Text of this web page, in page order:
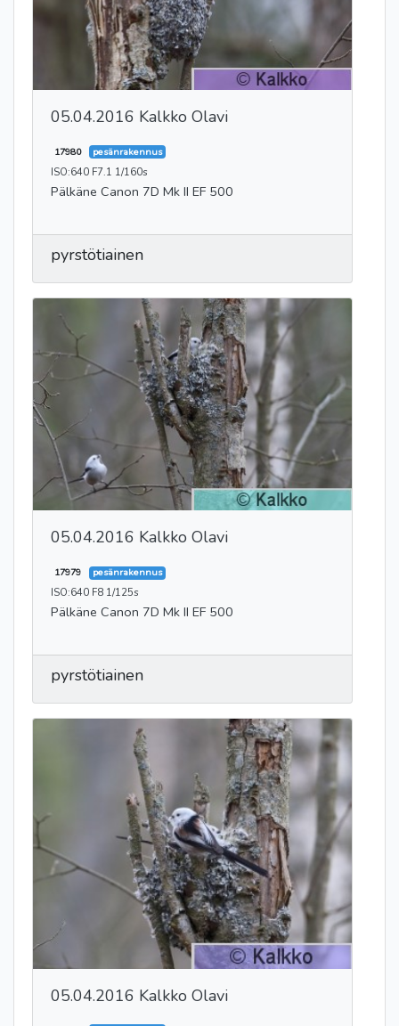
05.04.2016 Kalkko Olavi
17980 pesänrakennus
ISO:640 F7.1 1/160s
Pälkäne Canon 7D Mk II EF 500
pyrstötiainen
05.04.2016 Kalkko Olavi
17979 pesänrakennus
ISO:640 F8 1/125s
Pälkäne Canon 7D Mk II EF 500
pyrstötiainen
05.04.2016 Kalkko Olavi